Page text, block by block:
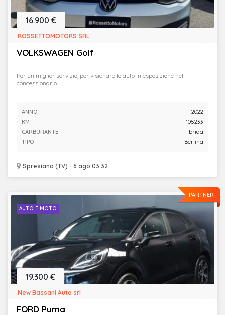
VOLKSWAGEN Golf
Spresiano (TV) - 6 ago 03:32
16.900 €
ROSSETTOMOTORS SRL
Per un miglior servizio, per visionare le auto in esposizione nel
concessionario ...
ANNO
2022
KM
105233
CARBURANTE
Ibrida
TIPO
Berlina
PARTNER
AUTO E MOTO
FORD Puma
19.300 €
New Bassani Auto srl